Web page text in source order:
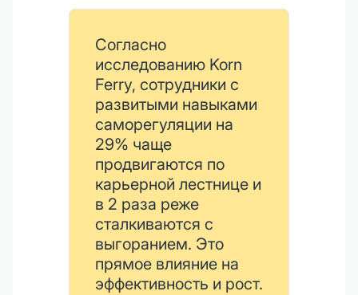
Согласно
исследованию Korn
Ferry, сотрудники с
развитыми навыками
саморегуляции на
29% чаще
продвигаются по
карьерной лестнице и
в 2 раза реже
сталкиваются с
выгоранием. Это
прямое влияние на
эффективность и рост.